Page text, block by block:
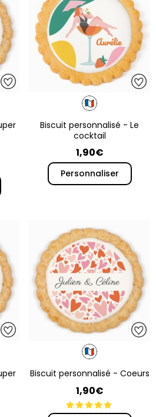
Biscuit personnalisé - Le
cocktail
1,90€
Personnaliser
Biscuit personnalisé - Coeurs
1,90€
et lancez la roue pour gagnez
de réduction, livraison
immédiatement sur votre
offres
!
LE JEU